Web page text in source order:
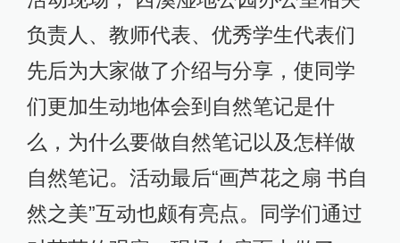
负责人、教师代表、优秀学生代表们
先后为大家做了介绍与分享，使同学
们更加生动地体会到自然笔记是什
么，为什么要做自然笔记以及怎样做
自然笔记。活动最后“画芦花之扇 书自
然之美”互动也颇有亮点。同学们通过